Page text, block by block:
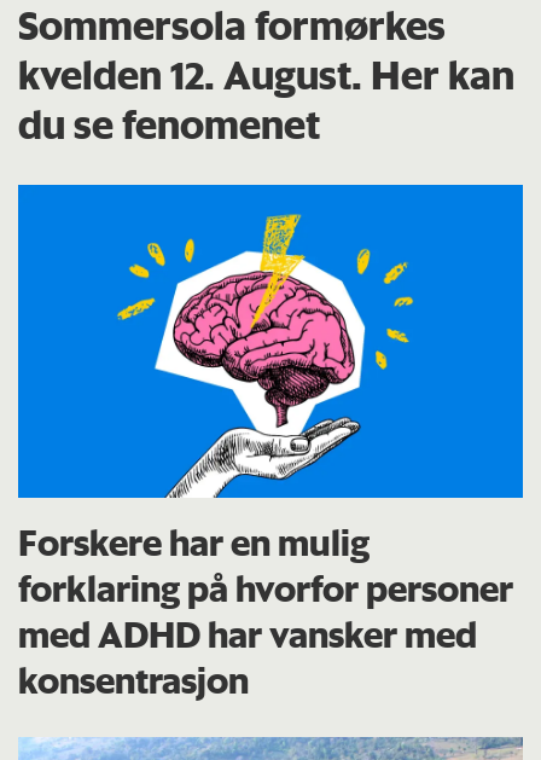
Sommersola formørkes
kvelden 12. August. Her kan
du se fenomenet
Forskere har en mulig
forklaring på hvorfor personer
med ADHD har vansker med
konsentrasjon